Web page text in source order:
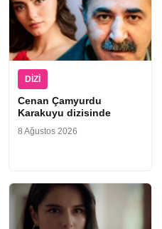
DIZI
Cenan Çamyurdu
Karakuyu dizisinde
8 Ağustos 2026